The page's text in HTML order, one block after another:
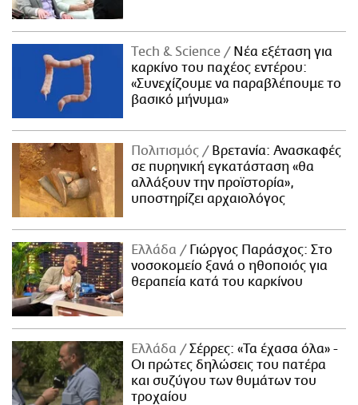
Τech & Science
Νέα εξέταση για
καρκίνο του παχέος εντέρου:
«Συνεχίζουμε να παραβλέπουμε το
βασικό μήνυμα»
Πολιτισμός
Βρετανία: Ανασκαφές
σε πυρηνική εγκατάσταση «θα
αλλάξουν την προϊστορία»,
υποστηρίζει αρχαιολόγος
Ελλάδα
Γιώργος Παράσχος: Στο
νοσοκομείο ξανά ο ηθοποιός για
θεραπεία κατά του καρκίνου
Ελλάδα
Σέρρες: «Τα έχασα όλα» -
Οι πρώτες δηλώσεις του πατέρα
και συζύγου των θυμάτων του
τροχαίου